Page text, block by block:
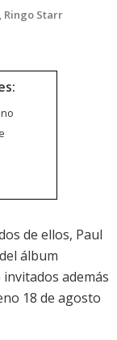
, Ringo Starr
de ellos, Paul
álbum
invitados además
18 de agosto